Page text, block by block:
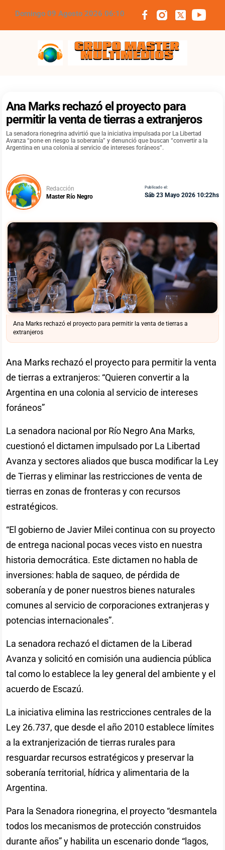
Domingo 09 Agosto 2026 06:10
Grupo Master Multimedios
Ana Marks rechazó el proyecto para
permitir la venta de tierras a extranjeros
La senadora rionegrina advirtió que la iniciativa impulsada por La Libertad
Avanza “pone en riesgo la soberanía” y denunció que buscan “convertir a la
Argentina en una colonia al servicio de intereses foráneos”.
Redacción
Master Río Negro
Publicado el:
Sáb 23 Mayo 2026 10:22hs
Ana Marks rechazó el proyecto para permitir la venta de tierras a
extranjeros
Ana Marks rechazó el proyecto para permitir la venta
de tierras a extranjeros: “Quieren convertir a la
Argentina en una colonia al servicio de intereses
foráneos”
La senadora nacional por Río Negro Ana Marks,
cuestionó el dictamen impulsado por La Libertad
Avanza y sectores aliados que busca modificar la Ley
de Tierras y eliminar las restricciones de venta de
tierras en zonas de fronteras y con recursos
estratégicos.
“El gobierno de Javier Milei continua con su proyecto
de entrega nacional pocas veces visto en nuestra
historia democrática. Este dictamen no habla de
inversiones: habla de saqueo, de pérdida de
soberanía y de poner nuestros bienes naturales
comunes al servicio de corporaciones extranjeras y
potencias internacionales”.
La senadora rechazó el dictamen de la Liberad
Avanza y solicitó en comisión una audiencia pública
tal como lo establece la ley general del ambiente y el
acuerdo de Escazú.
La iniciativa elimina las restricciones centrales de la
Ley 26.737, que desde el año 2010 establece límites
a la extranjerización de tierras rurales para
resguardar recursos estratégicos y preservar la
soberanía territorial, hídrica y alimentaria de la
Argentina.
Para la Senadora rionegrina, el proyecto “desmantela
todos los mecanismos de protección construidos
durante años” y habilita un escenario donde “lagos,